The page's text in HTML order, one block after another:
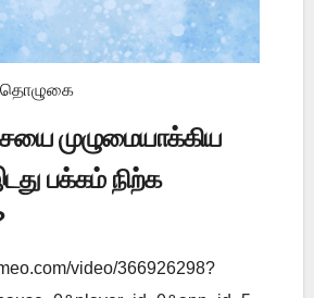
தொழுகை
முழுமையாக்கிய
பக்கம் நிற்க
video/366926298?